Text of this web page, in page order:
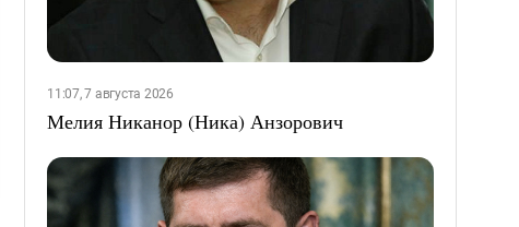
11:07, 7 августа 2026
Мелия Никанор (Ника) Анзорович